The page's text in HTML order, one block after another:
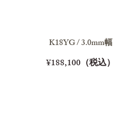
K18YG / 3.0mm幅
¥188,100（税込）